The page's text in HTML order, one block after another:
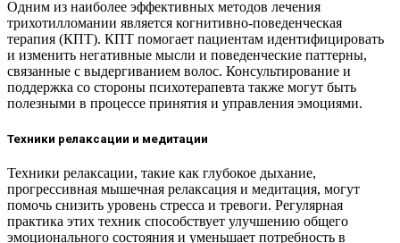
Одним из наиболее эффективных методов лечения
трихотилломании является когнитивно-поведенческая
терапия (КПТ). КПТ помогает пациентам идентифицировать
и изменить негативные мысли и поведенческие паттерны,
связанные с выдергиванием волос. Консультирование и
поддержка со стороны психотерапевта также могут быть
полезными в процессе принятия и управления эмоциями.
Техники релаксации и медитации
Техники релаксации, такие как глубокое дыхание,
прогрессивная мышечная релаксация и медитация, могут
помочь снизить уровень стресса и тревоги. Регулярная
практика этих техник способствует улучшению общего
эмоционального состояния и уменьшает потребность в